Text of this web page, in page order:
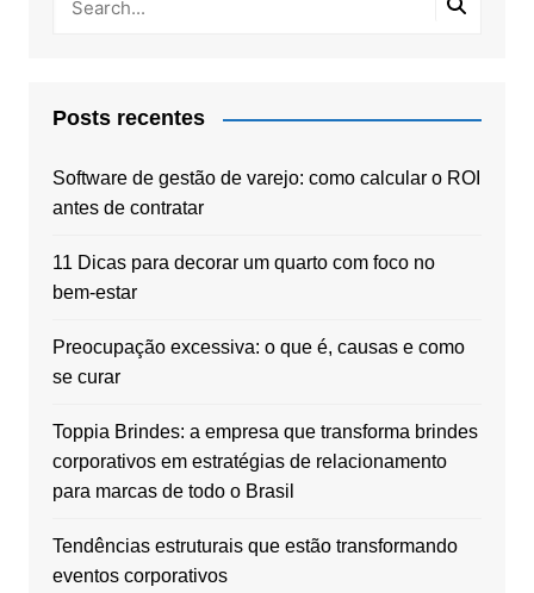
Posts recentes
Software de gestão de varejo: como calcular o ROI
antes de contratar
11 Dicas para decorar um quarto com foco no
bem-estar
Preocupação excessiva: o que é, causas e como
se curar
Toppia Brindes: a empresa que transforma brindes
corporativos em estratégias de relacionamento
para marcas de todo o Brasil
Tendências estruturais que estão transformando
eventos corporativos